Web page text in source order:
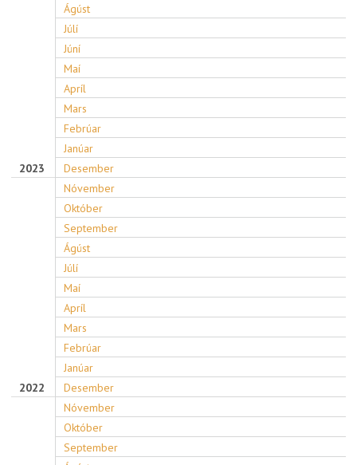
Ágúst
Júlí
Júní
Maí
Apríl
Mars
Febrúar
Janúar
2023
Desember
Nóvember
Október
September
Ágúst
Júlí
Maí
Apríl
Mars
Febrúar
Janúar
2022
Desember
Nóvember
Október
September